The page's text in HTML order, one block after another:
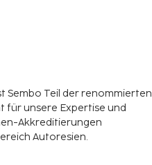
Sembo Teil der renommierten
für unsere Expertise und
Akkreditierungen
Autoresien.